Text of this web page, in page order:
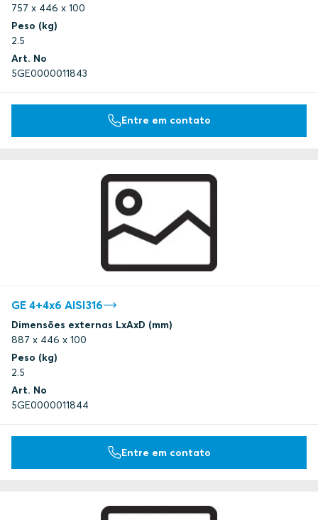
757 x 446 x 100
Peso (kg)
2.5
Art. No
5GE0000011843
Entre em contato
GE 4+4x6 AISI316
Dimensões externas LxAxD (mm)
887 x 446 x 100
Peso (kg)
2.5
Art. No
5GE0000011844
Entre em contato